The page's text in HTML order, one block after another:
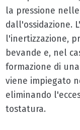
la pressione
dall'ossidazione.
l'inertizzazione,
bevande e, nel
formazione di
viene impiegato
eliminando
tostatura.